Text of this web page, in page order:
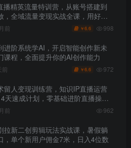
播精英流量特训营，从账号搭建到
，全域流量变现实战全课，用好工
简单
前 ￥6.6 998
进阶系统学AI，开启智能创作新未
课程，全面提升你的AI创作能力
前 ￥6.6 972
留人变现训练营，知识IP直播运营
天速成计划，零基础进阶直播操盘
前 962
拉新二创剪辑玩法实战课，暑假躺
，单个新用户佣金7米，日入4位数